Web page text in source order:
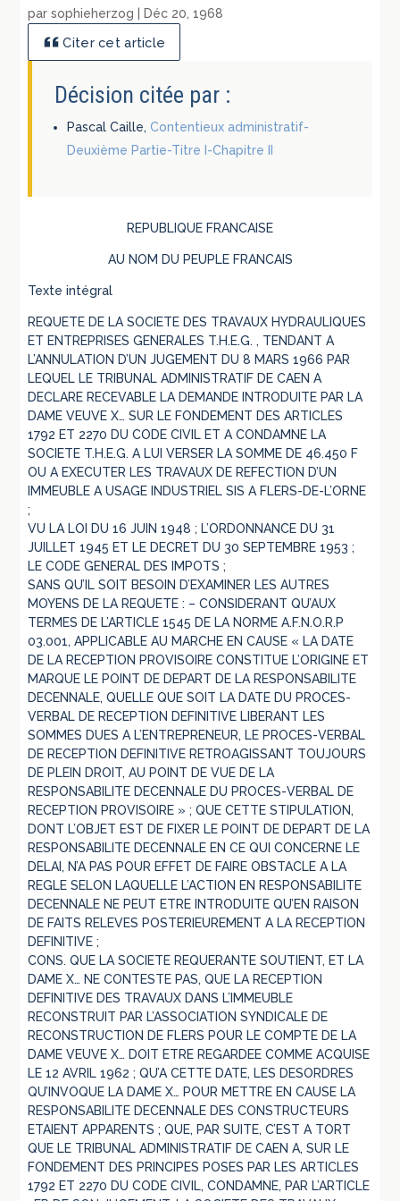
parsophieherzog Déc 20, 1968
Citer cet article
Décision citée par :
Pascal Caille,Contentieux administratif-
Deuxième Partie-Titre I-Chapitre II
REPUBLIQUE FRANCAISE
AU NOM DU PEUPLE FRANCAIS
Texte intégral
REQUETE DE LA SOCIETE DES TRAVAUX HYDRAULIQUES
ET ENTREPRISES GENERALES T.H.E.G. , TENDANT A
L’ANNULATION D’UN JUGEMENT DU 8 MARS 1966 PAR
LEQUEL LE TRIBUNAL ADMINISTRATIF DE CAEN A
DECLARE RECEVABLE LA DEMANDE INTRODUITE PAR LA
DAME VEUVE X… SUR LE FONDEMENT DES ARTICLES
1792 ET 2270 DU CODE CIVIL ET A CONDAMNE LA
SOCIETE T.H.E.G. A LUI VERSER LA SOMME DE 46.450 F
OU A EXECUTER LES TRAVAUX DE REFECTION D’UN
IMMEUBLE A USAGE INDUSTRIEL SIS A FLERS-DE-L’ORNE
;
VU LA LOI DU 16 JUIN 1948 ; L’ORDONNANCE DU 31
JUILLET 1945 ET LE DECRET DU 30 SEPTEMBRE 1953 ;
LE CODE GENERAL DES IMPOTS ;
SANS QU’IL SOIT BESOIN D’EXAMINER LES AUTRES
MOYENS DE LA REQUETE : – CONSIDERANT QU’AUX
TERMES DE L’ARTICLE 1545 DE LA NORME A.F.N.O.R.P
03.001, APPLICABLE AU MARCHE EN CAUSE « LA DATE
DE LA RECEPTION PROVISOIRE CONSTITUE L’ORIGINE ET
MARQUE LE POINT DE DEPART DE LA RESPONSABILITE
DECENNALE, QUELLE QUE SOIT LA DATE DU PROCES-
VERBAL DE RECEPTION DEFINITIVE LIBERANT LES
SOMMES DUES A L’ENTREPRENEUR, LE PROCES-VERBAL
DE RECEPTION DEFINITIVE RETROAGISSANT TOUJOURS
DE PLEIN DROIT, AU POINT DE VUE DE LA
RESPONSABILITE DECENNALE DU PROCES-VERBAL DE
RECEPTION PROVISOIRE » ; QUE CETTE STIPULATION,
DONT L’OBJET EST DE FIXER LE POINT DE DEPART DE LA
RESPONSABILITE DECENNALE EN CE QUI CONCERNE LE
DELAI, N’A PAS POUR EFFET DE FAIRE OBSTACLE A LA
REGLE SELON LAQUELLE L’ACTION EN RESPONSABILITE
DECENNALE NE PEUT ETRE INTRODUITE QU’EN RAISON
DE FAITS RELEVES POSTERIEUREMENT A LA RECEPTION
DEFINITIVE ;
CONS. QUE LA SOCIETE REQUERANTE SOUTIENT, ET LA
DAME X… NE CONTESTE PAS, QUE LA RECEPTION
DEFINITIVE DES TRAVAUX DANS L’IMMEUBLE
RECONSTRUIT PAR L’ASSOCIATION SYNDICALE DE
RECONSTRUCTION DE FLERS POUR LE COMPTE DE LA
DAME VEUVE X… DOIT ETRE REGARDEE COMME ACQUISE
LE 12 AVRIL 1962 ; QU’A CETTE DATE, LES DESORDRES
QU’INVOQUE LA DAME X… POUR METTRE EN CAUSE LA
RESPONSABILITE DECENNALE DES CONSTRUCTEURS
ETAIENT APPARENTS ; QUE, PAR SUITE, C’EST A TORT
QUE LE TRIBUNAL ADMINISTRATIF DE CAEN A, SUR LE
FONDEMENT DES PRINCIPES POSES PAR LES ARTICLES
1792 ET 2270 DU CODE CIVIL, CONDAMNE, PAR L’ARTICLE